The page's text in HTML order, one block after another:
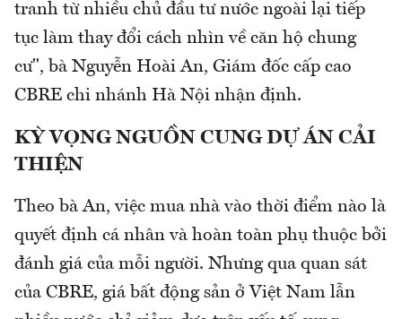
tranh từ nhiều chủ đầu tư nước ngoài lại tiếp
tục làm thay đổi cách nhìn về căn hộ chung
cư", bà Nguyễn Hoài An, Giám đốc cấp cao
CBRE chi nhánh Hà Nội nhận định.
KỲ VỌNG NGUỒN CUNG DỰ ÁN CẢI
THIỆN
Theo bà An, việc mua nhà vào thời điểm nào là
quyết định cá nhân và hoàn toàn phụ thuộc bởi
đánh giá của mỗi người. Nhưng qua quan sát
của CBRE, giá bất động sản ở Việt Nam lẫn